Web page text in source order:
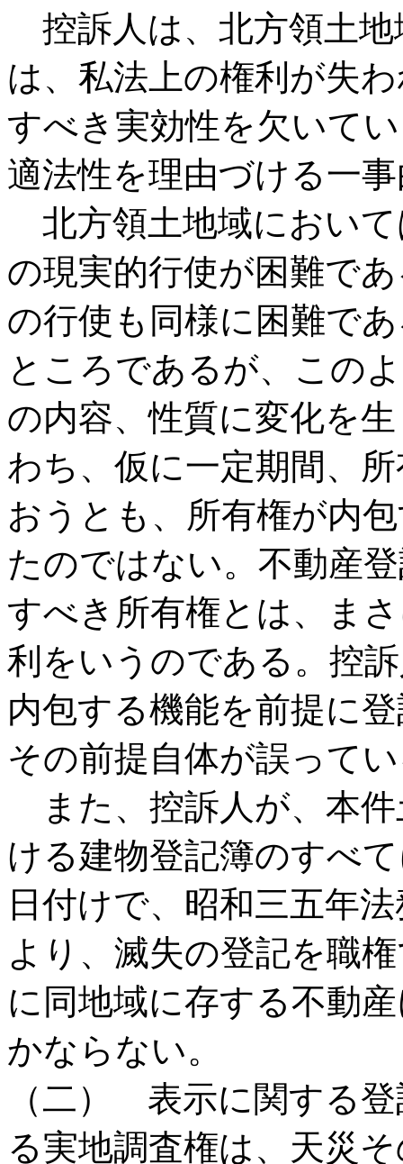
控訴人は、北方領土
は、私法上の権利が失
すべき実効性を欠いて
適法性を理由づける一
北方領土地域におい
の現実的行使が困難で
の行使も同様に困難で
ところであるが、この
の内容、性質に変化を
わち、仮に一定期間、
おうとも、所有権が内
たのではない。不動産
すべき所有権とは、ま
利をいうのである。控
内包する機能を前提に
その前提自体が誤って
また、控訴人が、本
ける建物登記簿のすべ
日付けで、昭和三五年
より、滅失の登記を職
に同地域に存する不動
かならない。
（二） 表示に関する
る実地調査権は、天災